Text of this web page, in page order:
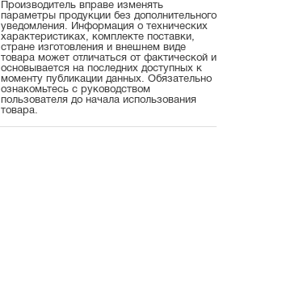
Производитель вправе изменять
параметры продукции без дополнительного
уведомления. Информация о технических
характеристиках, комплекте поставки,
стране изготовления и внешнем виде
товара может отличаться от фактической и
основывается на последних доступных к
моменту публикации данных. Обязательно
ознакомьтесь с руководством
пользователя до начала использования
товара.